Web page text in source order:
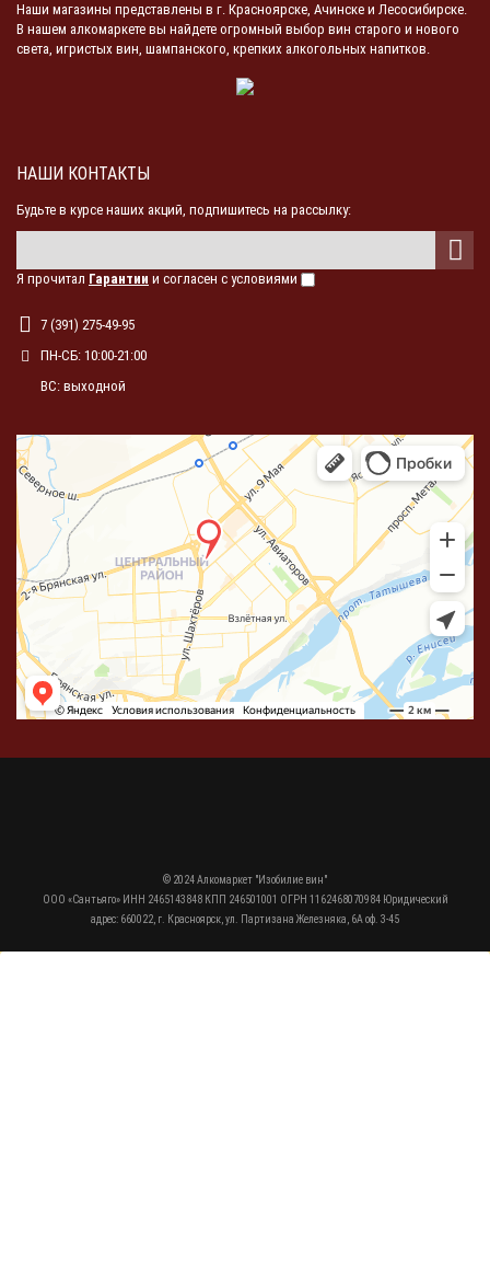
Наши магазины представлены в г. Красноярске, Ачинске и Лесосибирске.
В нашем алкомаркете вы найдете огромный выбор вин старого и нового
света, игристых вин, шампанского, крепких алкогольных напитков.
НАШИ КОНТАКТЫ
Будьте в курсе наших акций, подпишитесь на рассылку:
Я прочитал Гарантии и согласен с условиями
7 (391) 275-49-95
ПН-СБ: 10:00-21:00
ВС: выходной
© 2024 Алкомаркет "Изобилие вин"
ООО «Сантьяго» ИНН 2465143848 КПП 246501001 ОГРН 1162468070984 Юридический
адрес: 660022, г. Красноярск, ул. Партизана Железняка, 6А оф. 3-45